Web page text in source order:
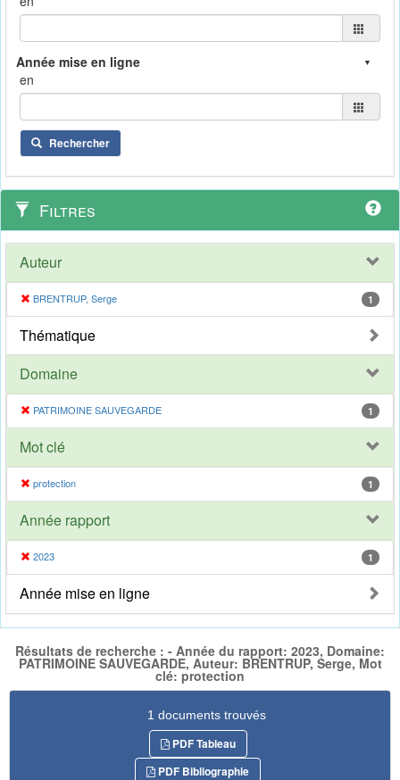
en
Rechercher
Filtres
Auteur
BRENTRUP, Serge 1
Thématique
Domaine
PATRIMOINE SAUVEGARDE 1
Mot clé
protection 1
Année rapport
2023 1
Année mise en ligne
Résultats de recherche : - Année du rapport: 2023, Domaine:
PATRIMOINE SAUVEGARDE, Auteur: BRENTRUP, Serge, Mot
clé: protection
1 documents trouvés
PDF Tableau
PDF Bibliographie